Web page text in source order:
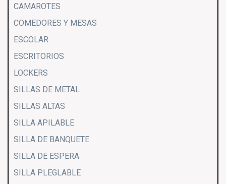
CAMAROTES
COMEDORES Y MESAS
ESCOLAR
ESCRITORIOS
LOCKERS
SILLAS DE METAL
SILLAS ALTAS
SILLA APILABLE
SILLA DE BANQUETE
SILLA DE ESPERA
SILLA PLEGLABLE